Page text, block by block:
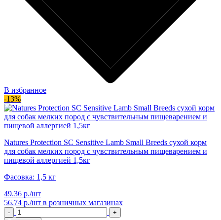
В избранное
-13%
Natures Protection SC Sensitive Lamb Small Breeds сухой корм
для собак мелких пород с чувствительным пищеварением и
пищевой аллергией 1,5кг
Фасовка: 1,5 кг
49.36 р./шт
56.74 р./шт в розничных магазинах
-
+